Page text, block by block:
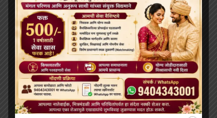
May 2026
April 2026
February 2026
January 2026
December 2025
November 2025